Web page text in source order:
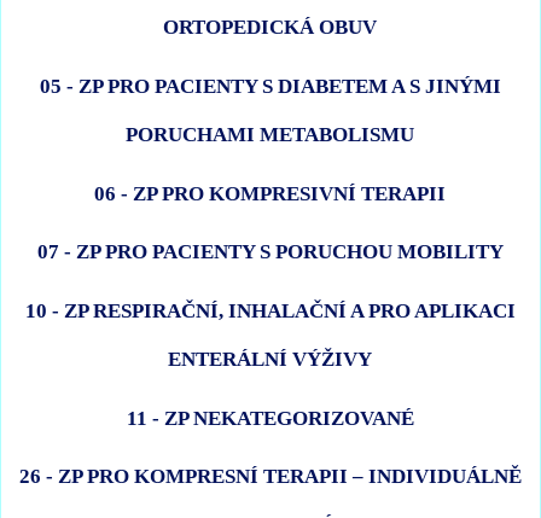
ORTOPEDICKÁ OBUV
05 - ZP PRO PACIENTY S DIABETEM A S JINÝMI
PORUCHAMI METABOLISMU
06 - ZP PRO KOMPRESIVNÍ TERAPII
07 - ZP PRO PACIENTY S PORUCHOU MOBILITY
10 - ZP RESPIRAČNÍ, INHALAČNÍ A PRO APLIKACI
ENTERÁLNÍ VÝŽIVY
11 - ZP NEKATEGORIZOVANÉ
26 - ZP PRO KOMPRESNÍ TERAPII – INDIVIDUÁLNĚ